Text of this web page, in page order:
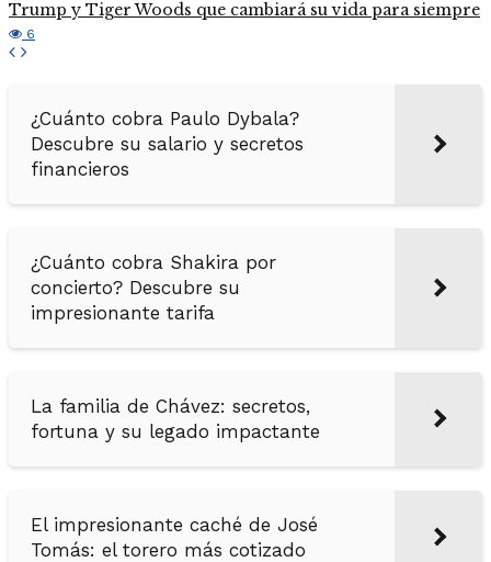
Trump y Tiger Woods que cambiará su vida para siempre
6
¿Cuánto cobra Paulo Dybala?
Descubre su salario y secretos
financieros
¿Cuánto cobra Shakira por
concierto? Descubre su
impresionante tarifa
La familia de Chávez: secretos,
fortuna y su legado impactante
El impresionante caché de José
Tomás: el torero más cotizado